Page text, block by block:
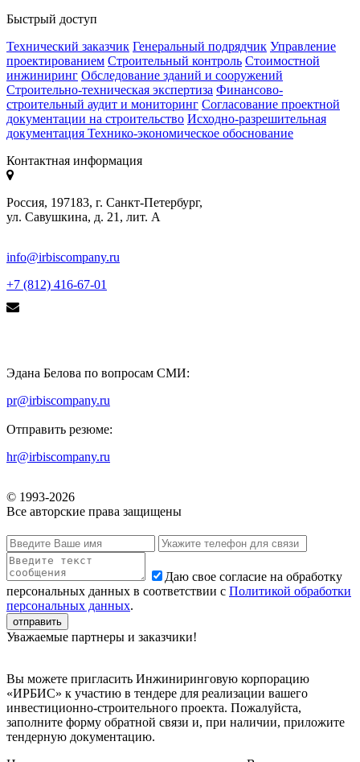
Быстрый доступ
Технический заказчик Генеральный подрядчик Управление
проектированием Строительный контроль Стоимостной
инжиниринг Обследование зданий и сооружений
Строительно-техническая экспертиза Финансово-
строительный аудит и мониторинг Согласование проектной
документации на строительство Исходно-разрешительная
документация Технико-экономическое обоснование
Контактная информация
Россия, 197183, г. Санкт-Петербург,
ул. Савушкина, д. 21, лит. А
info@irbiscompany.ru
+7 (812) 416-67-01
Эдана Белова по вопросам СМИ:
pr@irbiscompany.ru
Отправить резюме:
hr@irbiscompany.ru
© 1993-2026
Все авторские права защищены
Даю свое согласие на обработку
персональных данных в соответствии с Политикой обработки
персональных данных.
Уважаемые партнеры и заказчики!
Вы можете пригласить Инжиниринговую корпорацию
«ИРБИС» к участию в тендере для реализации вашего
инвестиционно-строительного проекта. Пожалуйста,
заполните форму обратной связи и, при наличии, приложите
тендерную документацию.